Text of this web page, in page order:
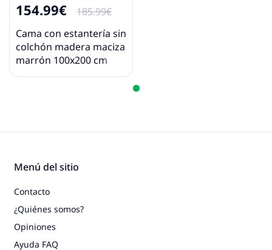
154.99€
185.99€
Cama con estantería sin
colchón madera maciza
marrón 100x200 cm
Menú del sitio
Contacto
¿Quiénes somos?
Opiniones
Ayuda FAQ